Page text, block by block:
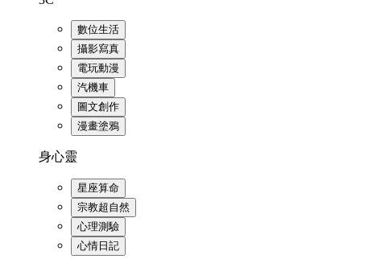
數位生活
攝影寫真
電玩動漫
汽機車
圖文創作
漫畫塗鴉
身心靈
星座算命
宗教超自然
心理測驗
心情日記